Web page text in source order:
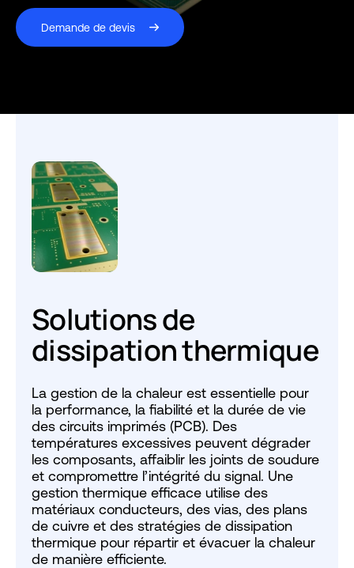
Demande de devis
Solutions de
dissipation thermique
La gestion de la chaleur est essentielle pour
la performance, la fiabilité et la durée de vie
des circuits imprimés (PCB). Des
températures excessives peuvent dégrader
les composants, affaiblir les joints de soudure
et compromettre l’intégrité du signal. Une
gestion thermique efficace utilise des
matériaux conducteurs, des vias, des plans
de cuivre et des stratégies de dissipation
thermique pour répartir et évacuer la chaleur
de manière efficiente.